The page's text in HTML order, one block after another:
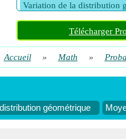
Variation de la distribution
Télécharger
Accueil » Math »
géométrique